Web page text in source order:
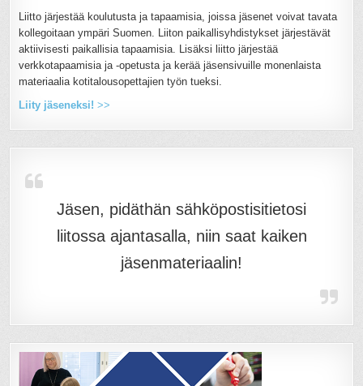
Liitto järjestää koulutusta ja tapaamisia, joissa jäsenet voivat tavata
kollegoitaan ympäri Suomen. Liiton paikallisyhdistykset järjestävät
aktiivisesti paikallisia tapaamisia. Lisäksi liitto järjestää
verkkotapaamisia ja -opetusta ja kerää jäsensivuille monenlaista
materiaalia kotitalousopettajien työn tueksi.
Liity jäseneksi! >>
Jäsen, pidäthän sähköpostisitietosi
liitossa ajantasalla, niin saat kaiken
jäsenmateriaalin!